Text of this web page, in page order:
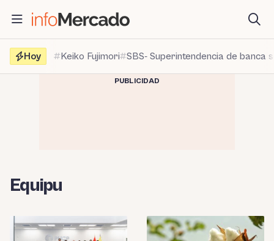
contenido
Hoy
Keiko Fujimori SBS- Superintendencia de banca
PUBLICIDAD
Equipu